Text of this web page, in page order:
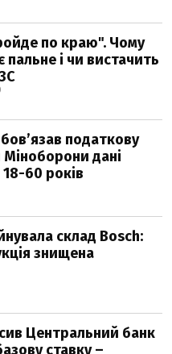
по краю". Чому
і чи вистачить
податкову
дані
18-60 років
склад Bosch:
знищена
Центральний банк
ставку –